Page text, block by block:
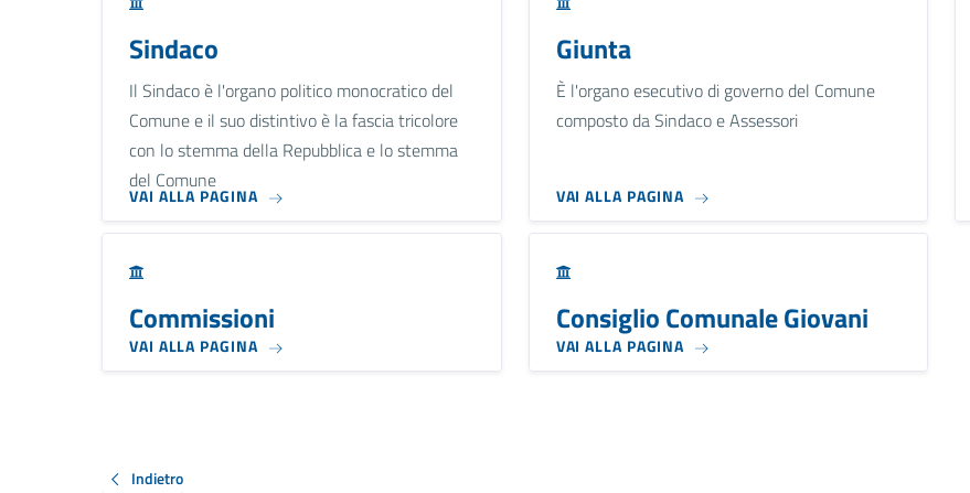
Sindaco
Il Sindaco è l'organo politico monocratico del
Comune e il suo distintivo è la fascia tricolore
con lo stemma della Repubblica e lo stemma
del Comune
VAI ALLA PAGINA
Giunta
È l'organo esecutivo di governo del Comune
composto da Sindaco e Assessori
VAI ALLA PAGINA
Commissioni
VAI ALLA PAGINA
Consiglio Comunale Giovani
VAI ALLA PAGINA
Indietro